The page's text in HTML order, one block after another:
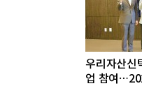
우리자산신
업 참여